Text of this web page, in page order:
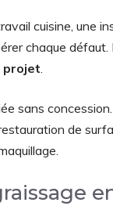
cuisine, une
chaque
projet.
sans
de